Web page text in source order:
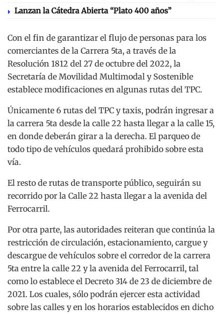
Lanzan la Cátedra Abierta “Plato 400 años”
Con el fin de garantizar el flujo de personas para los
comerciantes de la Carrera 5ta, a través de la
Resolución 1812 del 27 de octubre del 2022, la
Secretaría de Movilidad Multimodal y Sostenible
establece modificaciones en algunas rutas del TPC.
Únicamente 6 rutas del TPC y taxis, podrán ingresar a
la carrera 5ta desde la calle 22 hasta llegar a la calle 15,
en donde deberán girar a la derecha. El parqueo de
todo tipo de vehículos quedará prohibido sobre esta
vía.
El resto de rutas de transporte público, seguirán su
recorrido por la Calle 22 hasta llegar a la avenida del
Ferrocarril.
Por otra parte, las autoridades reiteran que continúa la
restricción de circulación, estacionamiento, cargue y
descargue de vehículos sobre el corredor de la carrera
5ta entre la calle 22 y la avenida del Ferrocarril, tal
como lo establece el Decreto 314 de 23 de diciembre de
2021. Los cuales, sólo podrán ejercer esta actividad
sobre las calles y en los horarios establecidos en dicho